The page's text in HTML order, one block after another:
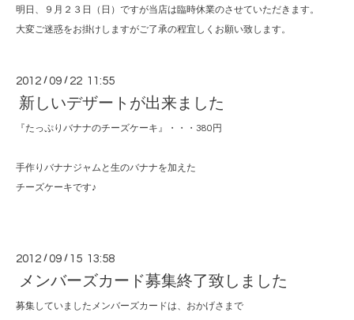
明日、９月２３日（日）ですが当店は臨時休業のさせていただきます。
大変ご迷惑をお掛けしますがご了承の程宜しくお願い致します。
2012 /09 / 22 11:55
新しいデザートが出来ました
『たっぷりバナナのチーズケーキ』・・・380円
手作りバナナジャムと生のバナナを加えた
チーズケーキです♪
2012 /09 / 15 13:58
メンバーズカード募集終了致しました
募集していましたメンバーズカードは、おかげさまで